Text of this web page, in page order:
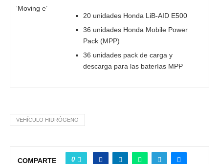
‘Moving e’
20 unidades Honda LiB-AID E500
36 unidades Honda Mobile Power
Pack (MPP)
36 unidades pack de carga y
descarga para las baterías MPP
VEHÍCULO HIDRÓGENO
COMPARTE 0